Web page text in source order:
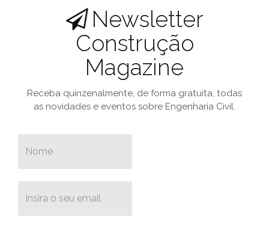
Newsletter
Construção
Magazine
Receba quinzenalmente, de forma gratuita, todas
as novidades e eventos sobre Engenharia Civil.